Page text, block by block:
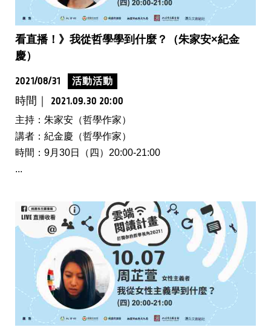
看直播！》我從哲學學到什麼？（朱家安×紀金
慶）
2021/08/31 活動活動
時間｜ 2021.09.30 20:00
主持：朱家安（哲學作家）
講者：紀金慶（哲學作家）
時間：9月30日（四）20:00-21:00
...